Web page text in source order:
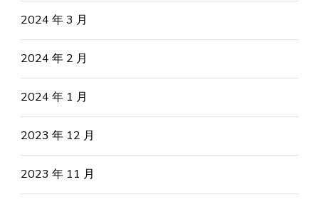
2024 年 3 月
2024 年 2 月
2024 年 1 月
2023 年 12 月
2023 年 11 月